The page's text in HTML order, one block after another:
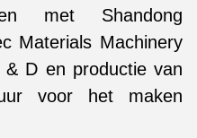
met Shandong
Materials Machinery
D en productie van
voor het maken